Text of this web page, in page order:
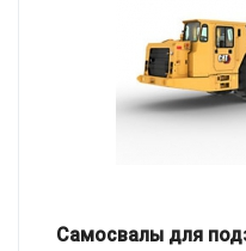
Самосвалы для